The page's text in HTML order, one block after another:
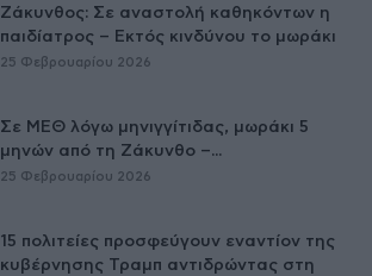
Ζάκυνθος: Σε αναστολή καθηκόντων η
παιδίατρος – Εκτός κινδύνου το μωράκι
25 Φεβρουαρίου 2026
Σε ΜΕΘ λόγω μηνιγγίτιδας, μωράκι 5
μηνών από τη Ζάκυνθο –...
25 Φεβρουαρίου 2026
15 πολιτείες προσφεύγουν εναντίον της
κυβέρνησης Τραμπ αντιδρώντας στη